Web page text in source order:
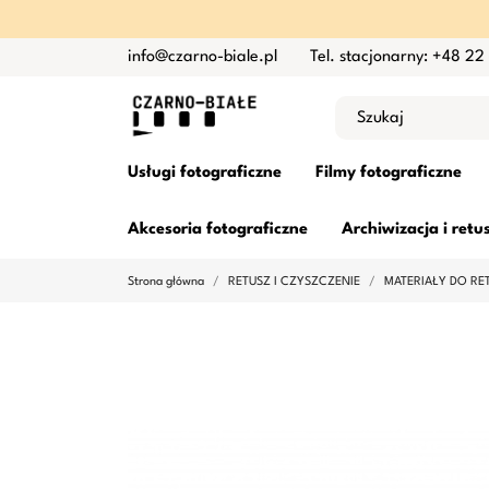
info@czarno-biale.pl Tel. stacjonarny: +48 22
Usługi fotograficzne Filmy fotograficzne
Akcesoria fotograficzne Archiwizacja i
Strona główna RETUSZ I CZYSZCZENIE MATERIAŁY DO